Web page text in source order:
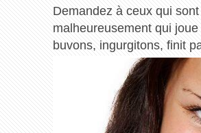
Demandez à ceux qui
malheureusement qui
buvons, ingurgitons, finit